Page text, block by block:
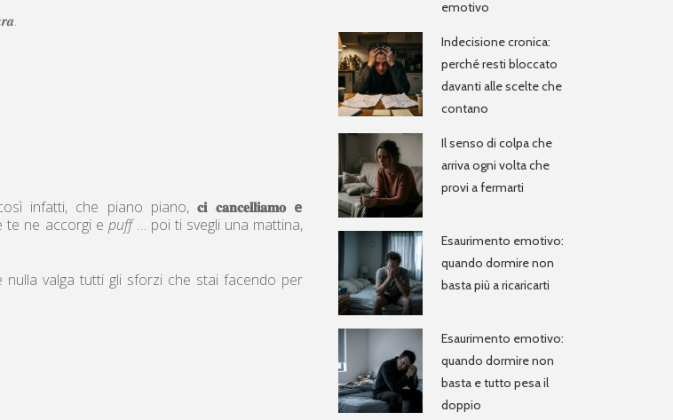
infatti, che piano piano,𝐜𝐢 𝐜𝐚𝐧𝐜𝐞𝐥𝐥𝐢𝐚𝐦𝐨 e
te ne accorgi e puff… poi ti svegli una mattina,
valga tutti gli sforzi che stai facendo per
emotivo
Indecisione cronica:
perché resti bloccato
davanti alle scelte che
contano
Il senso di colpa che
arriva ogni volta che
provi a fermarti
Esaurimento emotivo:
quando dormire non
basta più a ricaricarti
Esaurimento emotivo:
quando dormire non
basta e tutto pesa il
doppio